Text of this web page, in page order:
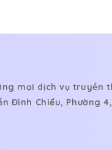
lửa
mại dịch vụ truyền
Đình Chiểu, Phường